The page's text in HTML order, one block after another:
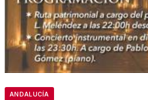
ANDALUCÍA